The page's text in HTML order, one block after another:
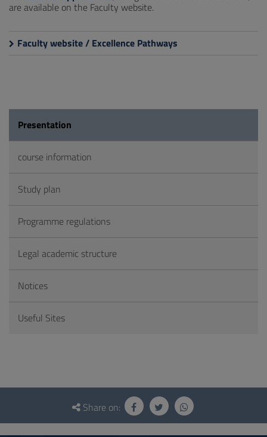
are available on the Faculty website.
Faculty website / Excellence Pathways
Presentation
course information
Study plan
Programme regulations
Legal academic structure
Notices
Useful Sites
Questionnaire
social
Share on: